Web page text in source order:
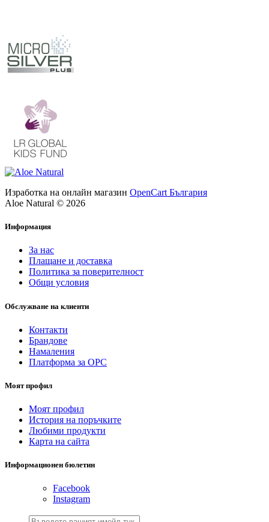
Изработка на онлайн магазин OpenCart България
Aloe Natural © 2026
Информация
За нас
Плащане и доставка
Политика за поверителност
Общи условия
Обслужване на клиенти
Контакти
Брандове
Намаления
Платформа за ОРС
Моят профил
Моят профил
История на поръчките
Любими продукти
Карта на сайта
Информационен бюлетин
Facebook
Instagram